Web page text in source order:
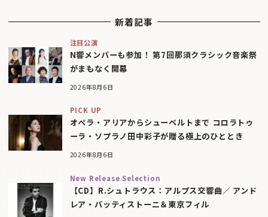
新着記事
注目公演
N響メンバーも参加！ 第7回那須クラシック音楽祭
がまもなく開幕
2026年8月6日
PICK UP
オペラ・アリアからシューベルトまで コロラトゥ
ーラ・ソプラノ田中彩子が贈る極上のひととき
2026年8月6日
New Release Selection
【CD】R.シュトラウス：アルプス交響曲／ アンド
レア・バッティストーニ＆東京フィル